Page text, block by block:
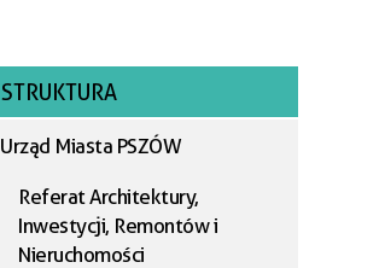
STRUKTURA
Urząd Miasta PSZÓW
Referat Architektury,
Inwestycji, Remontów i
Nieruchomości